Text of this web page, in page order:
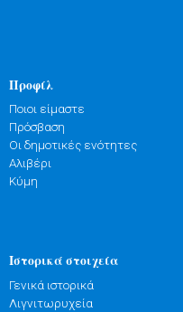
Προφίλ
Ποιοι είμαστε
Πρόσβαση
Οι δημοτικές ενότητες
Αλιβέρι
Κύμη
Ιστορικά στοιχεία
Γενικά ιστορικά
Λιγνιτωρυχεία